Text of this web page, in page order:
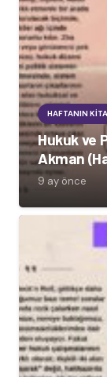
HAFTANIN
Hukuk ve
Akman
9 ay önce